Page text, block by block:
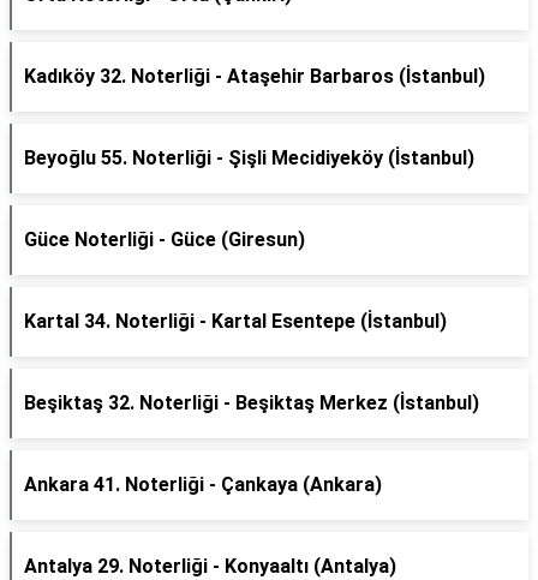
Kadıköy 32. Noterliği - Ataşehir Barbaros (İstanbul)
Beyoğlu 55. Noterliği - Şişli Mecidiyeköy (İstanbul)
Güce Noterliği - Güce (Giresun)
Kartal 34. Noterliği - Kartal Esentepe (İstanbul)
Beşiktaş 32. Noterliği - Beşiktaş Merkez (İstanbul)
Ankara 41. Noterliği - Çankaya (Ankara)
Antalya 29. Noterliği - Konyaaltı (Antalya)